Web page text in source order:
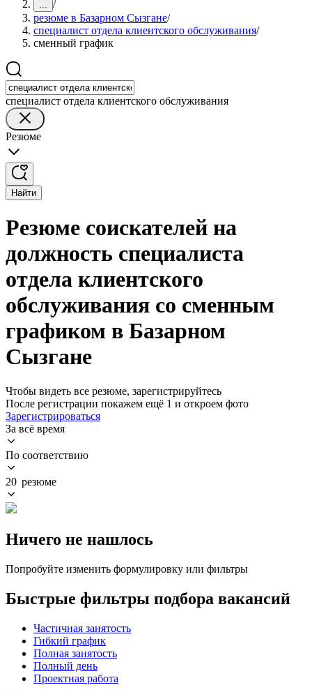
... /
резюме в Базарном Сызгане/
специалист отдела клиентского обслуживания/
сменный график
специалист отдела клиентского обслуживания
Резюме
Найти
Резюме соискателей на
должность специалиста
отдела клиентского
обслуживания со сменным
графиком в Базарном
Сызгане
Чтобы видеть все резюме, зарегистрируйтесь
После регистрации покажем ещё 1 и откроем фото
Зарегистрироваться
За всё время
По соответствию
20 резюме
Ничего не нашлось
Попробуйте изменить формулировку или фильтры
Быстрые фильтры подбора вакансий
Частичная занятость
Гибкий график
Полная занятость
Полный день
Проектная работа